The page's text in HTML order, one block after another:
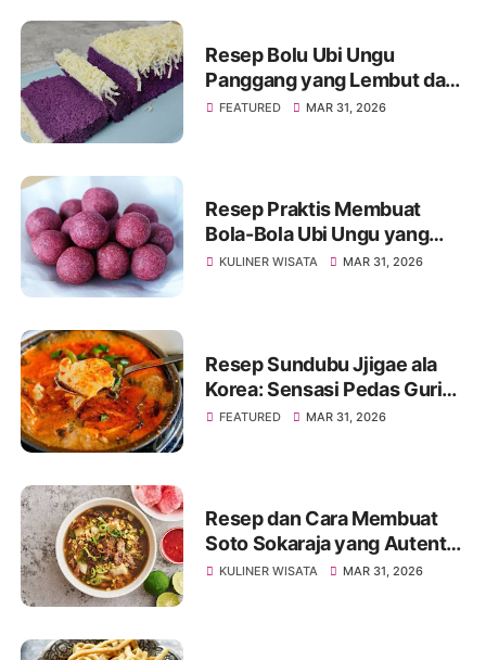
Resep Bolu Ubi Ungu
Panggang yang Lembut dan
Mengembang Sempurna
FEATURED MAR 31, 2026
Resep Praktis Membuat
Bola-Bola Ubi Ungu yang
Manis dan Renyah
KULINER WISATA MAR 31, 2026
Resep Sundubu Jjigae ala
Korea: Sensasi Pedas Gurih
yang Menghangatkan Tubuh
FEATURED MAR 31, 2026
Resep dan Cara Membuat
Soto Sokaraja yang Autentik
dan Lezat
KULINER WISATA MAR 31, 2026